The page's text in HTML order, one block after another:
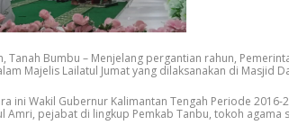
Tanah Bumbu – Menjelang pergantian rahun,
Majelis Lailatul Jumat yang dilaksanakan di Masjid
ini Wakil Gubernur Kalimantan Tengah Periode 2016-
Amri, pejabat di lingkup Pemkab Tanbu, tokoh agama